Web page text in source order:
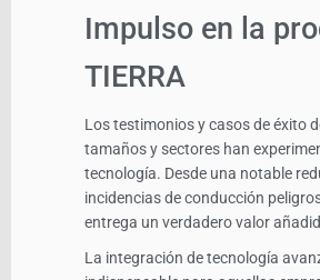
Impulso en la
TIERRA
Los testimonios y casos de éxito
tamaños y sectores han
tecnología. Desde una notable
incidencias de conducción
entrega un verdadero valor
La integración de tecnología